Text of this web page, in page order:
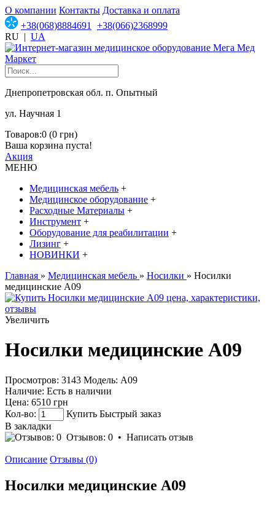
О компании Контакты Доставка и оплата
+38(068)8884691
+38(066)2368999
RU | UA
Днепропетровская обл. п. Опытный
ул. Научная 1
Товаров:0 (0 грн)
Ваша корзина пуста!
Акция
МЕНЮ
Медицинская мебель +
Медицинское оборудование +
Расходные Материалы +
Инструмент +
Оборудование для реабилитации +
Лизинг +
НОВИНКИ +
Главная » Медицинская мебель » Носилки » Носилки
медицинские A09
Увеличить
Носилки медицинские A09
Просмотров: 3143 Модель: А09
Наличие: Есть в наличии
Цена: 6510 грн
Кол-во:
Купить Быстрый заказ
В закладки
Отзывов: 0 • Написать отзыв
Описание Отзывы (0)
Носилки медицинские A09